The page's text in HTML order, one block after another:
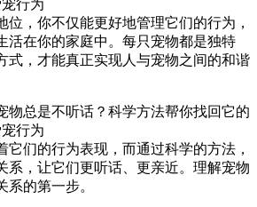
位，你不仅能更好地管理它们的行为，
活在你的家庭中。每只宠物都是独特
式，才能真正实现人与宠物之间的和谐
它们的行为表现，而通过科学的方法，
系，让它们更听话、更亲近。理解宠物
系的第一步。